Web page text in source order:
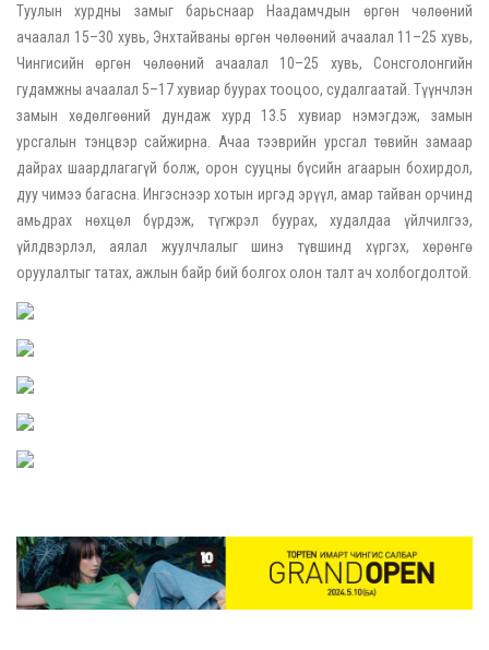
Туулын хурдны замыг барьснаар Наадамчдын өргөн чөлөөний
ачаалал 15–30 хувь, Энхтайваны өргөн чөлөөний ачаалал 11–25 хувь,
Чингисийн өргөн чөлөөний ачаалал 10–25 хувь, Сонсголонгийн
гудамжны ачаалал 5–17 хувиар буурах тооцоо, судалгаатай. Түүнчлэн
замын хөдөлгөөний дундаж хурд 13.5 хувиар нэмэгдэж, замын
урсгалын тэнцвэр сайжирна. Ачаа тээврийн урсгал төвийн замаар
дайрах шаардлагагүй болж, орон сууцны бүсийн агаарын бохирдол,
дуу чимээ багасна. Ингэснээр хотын иргэд эрүүл, амар тайван орчинд
амьдрах нөхцөл бүрдэж, түгжрэл буурах, худалдаа үйлчилгээ,
үйлдвэрлэл, аялал жуулчлалыг шинэ түвшинд хүргэх, хөрөнгө
оруулалтыг татах, ажлын байр бий болгох олон талт ач холбогдолтой.